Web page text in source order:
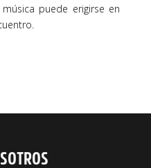
puede erigirse en